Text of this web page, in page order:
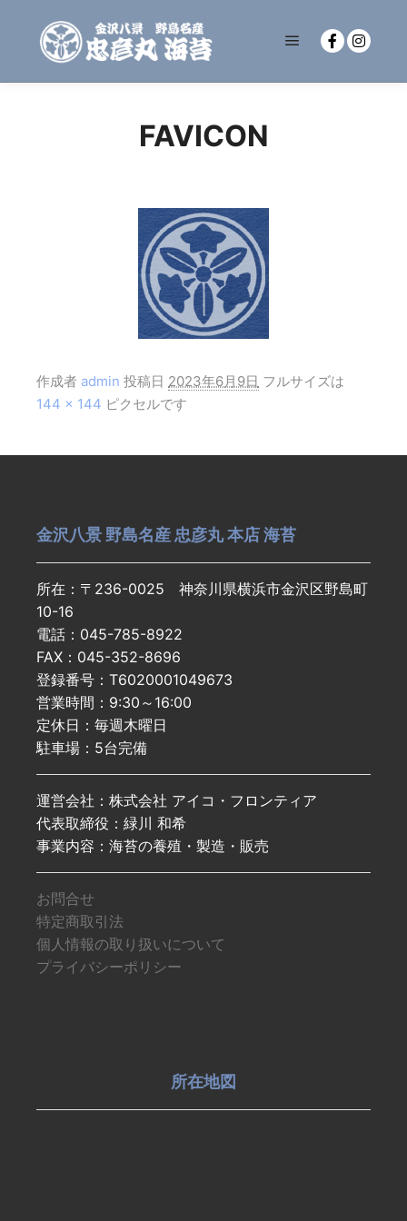
FAVICON
作成者 admin 投稿日 2023年6月9日 フルサイズは
144 × 144 ピクセルです
金沢八景 野島名産 忠彦丸 本店 海苔
所在：〒236-0025 神奈川県横浜市金沢区野島町
10-16
電話：045-785-8922
FAX：045-352-8696
登録番号：T6020001049673
営業時間：9:30～16:00
定休日：毎週木曜日
駐車場：5台完備
運営会社：株式会社 アイコ・フロンティア
代表取締役：緑川 和希
事業内容：海苔の養殖・製造・販売
お問合せ
特定商取引法
個人情報の取り扱いについて
プライバシーポリシー
所在地図